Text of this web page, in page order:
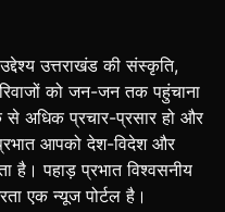
उत्तराखंड की संस्कृति,
को जन-जन तक पहुंचाना
अधिक प्रचार-प्रसार हो और
आपको देश-विदेश और
है। पहाड़ प्रभात विश्वसनीय
एक न्यूज पोर्टल है।